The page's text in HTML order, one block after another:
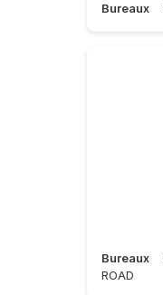
Bureaux
Bureaux
ROAD